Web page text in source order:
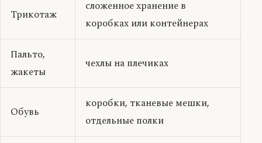
Трикотаж
сложенное хранение в
коробках или контейнерах
Пальто,
жакеты
чехлы на плечиках
Обувь
коробки, тканевые мешки,
отдельные полки